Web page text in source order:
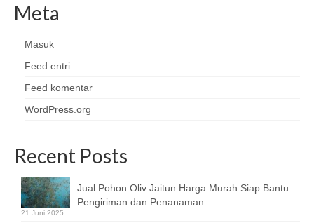
Meta
Masuk
Feed entri
Feed komentar
WordPress.org
Recent Posts
Jual Pohon Oliv Jaitun Harga Murah Siap Bantu
Pengiriman dan Penanaman.
21 Juni 2025